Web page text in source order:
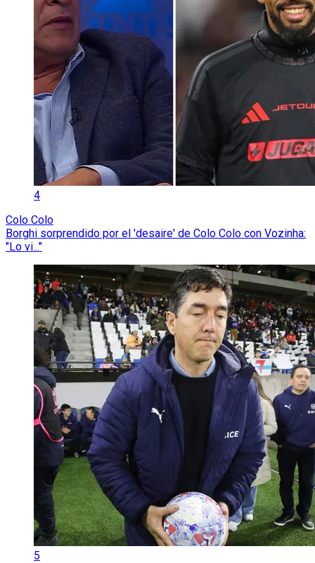
4
Colo Colo
Borghi sorprendido por el 'desaire' de Colo Colo con Vozinha:
"Lo vi..."
5